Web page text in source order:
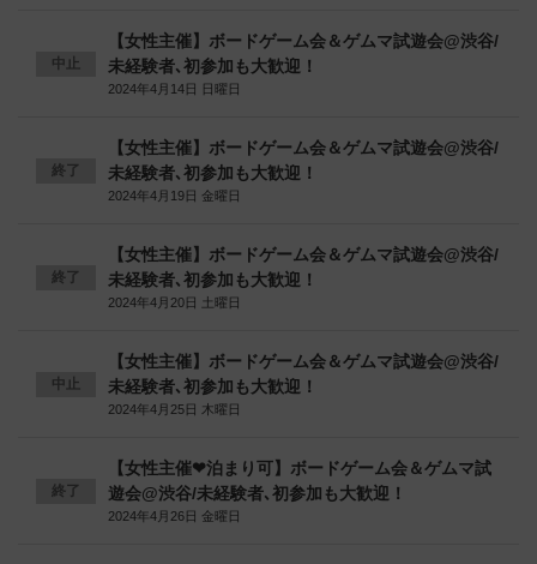
中止
【女性主催】ボードゲーム会＆ゲムマ試遊会@渋谷/
未経験者､初参加も大歓迎！
2024年4月14日 日曜日
終了
【女性主催】ボードゲーム会＆ゲムマ試遊会@渋谷/
未経験者､初参加も大歓迎！
2024年4月19日 金曜日
終了
【女性主催】ボードゲーム会＆ゲムマ試遊会@渋谷/
未経験者､初参加も大歓迎！
2024年4月20日 土曜日
中止
【女性主催】ボードゲーム会＆ゲムマ試遊会@渋谷/
未経験者､初参加も大歓迎！
2024年4月25日 木曜日
終了
【女性主催❤︎泊まり可】ボードゲーム会＆ゲムマ試
遊会@渋谷/未経験者､初参加も大歓迎！
2024年4月26日 金曜日